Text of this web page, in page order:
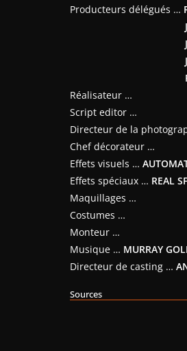
Producteurs délégués …
JULIE
JANE
JOEL
PHIL
Réalisateur …
Script editor …
Directeur de la
Chef décorateur …
Effets visuels …
Effets spéciaux … REAL
Maquillages …
Costumes …
Monteur …
Musique … MURRAY
Directeur de casting …
Sources